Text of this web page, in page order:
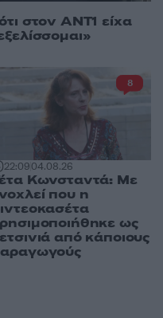
στον ΑΝΤ1 είχα
22:0904.08.26
Κωνσταντά: Με
που η
ως
από κάποιους
8